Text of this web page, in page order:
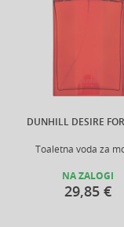
DUNHILL DESIRE
Toaletna voda za
NA ZALOGI
29,85 €